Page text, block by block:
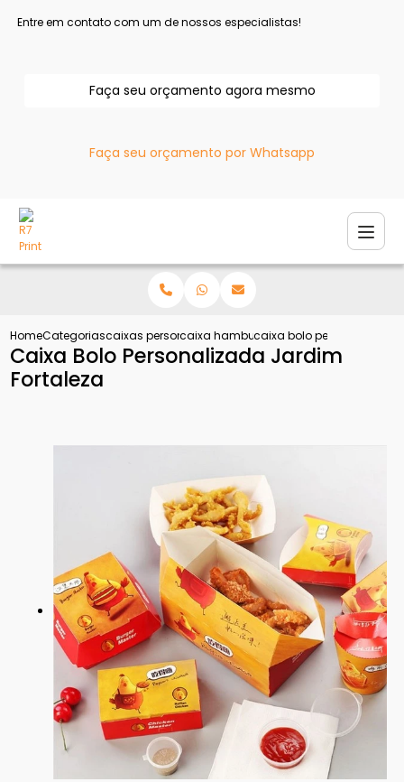
Entre em contato com um de nossos especialistas!
Faça seu orçamento agora mesmo
Faça seu orçamento por Whatsapp
HomeCategoriascaixas personalizadascaixa hamburguer personalizada
caixa bolo personalizada
Caixa Bolo Personalizada Jardim
Fortaleza